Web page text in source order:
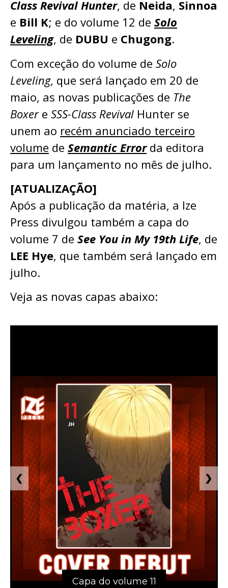
Class Revival Hunter, de Neida, Sinnoa
e Bill K; e do volume 12 de Solo
Leveling, de DUBU e Chugong.
Com exceção do volume de Solo
Leveling, que será lançado em 20 de
maio, as novas publicações de The
Boxere SSS-Class Revival Hunter se
unem ao recém anunciado terceiro
volume de Semantic Errorda editora
para um lançamento no mês de julho.
[ATUALIZAÇÃO]
Após a publicação da matéria, a Ize
Press divulgou também a capa do
volume 7 de See You in My 19th Life, de
LEE Hye, que também será lançado em
julho.
Veja as novas capas abaixo:
Capa do volume 11
❮ ❯